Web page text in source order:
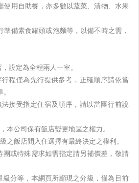
使用自助餐，亦多數以蔬菜、漬物、水果
備素食罐頭或泡麵等，以備不時之需，
設定為全程兩人一室。
程僅為先行提供參考，正確順序請依當
接受指定住宿及順序，請以當團行前說
本公司保有飯店變更地區之權力。
之飯店間入住選擇有最終決定之權利。
團或特殊需求如需指定請另補價差，敬請
級分等，本網頁所顯現之分級，僅為目前